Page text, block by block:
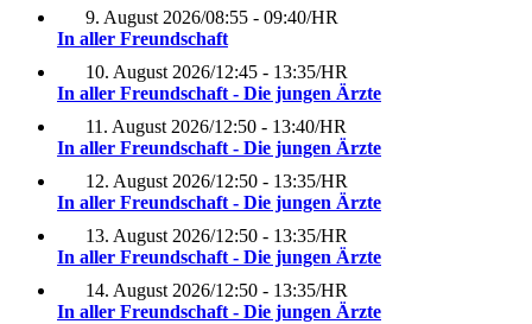
9. August 2026/08:55 - 09:40/HR
In aller Freundschaft
10. August 2026/12:45 - 13:35/HR
In aller Freundschaft - Die jungen Ärzte
11. August 2026/12:50 - 13:40/HR
In aller Freundschaft - Die jungen Ärzte
12. August 2026/12:50 - 13:35/HR
In aller Freundschaft - Die jungen Ärzte
13. August 2026/12:50 - 13:35/HR
In aller Freundschaft - Die jungen Ärzte
14. August 2026/12:50 - 13:35/HR
In aller Freundschaft - Die jungen Ärzte